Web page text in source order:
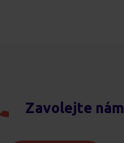
Zavolejte nám